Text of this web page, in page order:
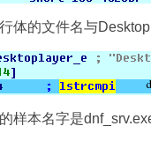
体的文件名与
样本名字是